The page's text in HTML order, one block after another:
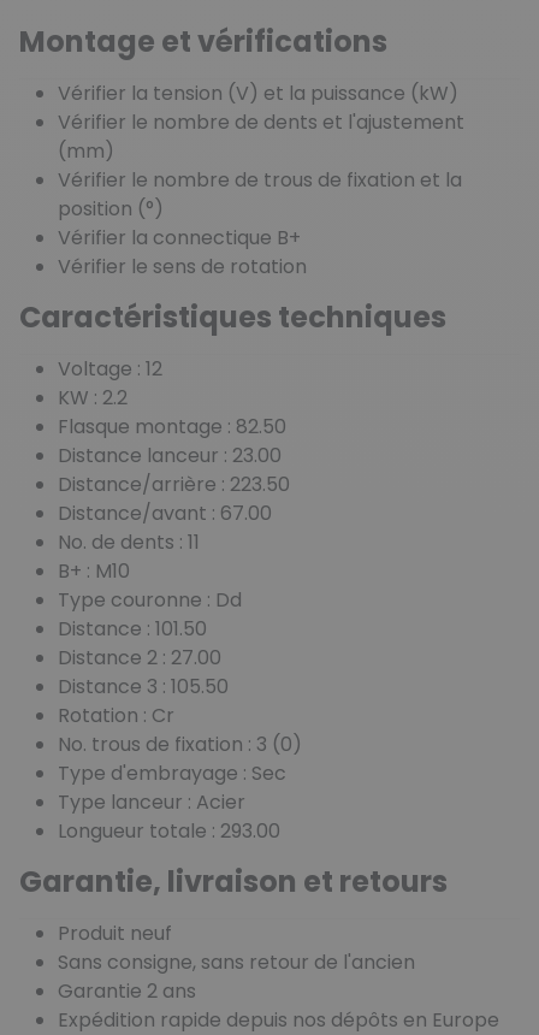
Montage et vérifications
Vérifier la tension (V) et la puissance (kW)
Vérifier le nombre de dents et l'ajustement
(mm)
Vérifier le nombre de trous de fixation et la
position (°)
Vérifier la connectique B+
Vérifier le sens de rotation
Caractéristiques techniques
Voltage : 12
KW : 2.2
Flasque montage : 82.50
Distance lanceur : 23.00
Distance/arrière : 223.50
Distance/avant : 67.00
No. de dents : 11
B+ : M10
Type couronne : Dd
Distance : 101.50
Distance 2 : 27.00
Distance 3 : 105.50
Rotation : Cr
No. trous de fixation : 3 (0)
Type d'embrayage : Sec
Type lanceur : Acier
Longueur totale : 293.00
Garantie, livraison et retours
Produit neuf
Sans consigne, sans retour de l'ancien
Garantie 2 ans
Expédition rapide depuis nos dépôts en Europe